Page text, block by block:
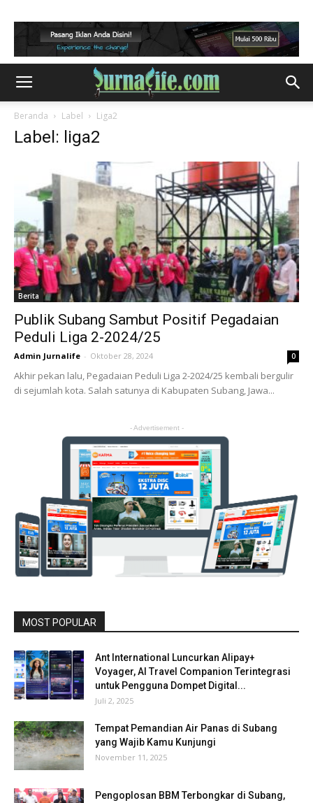
Beranda Label Liga2
Label: liga2
Berita
Publik Subang Sambut Positif Pegadaian
Peduli Liga 2-2024/25
Admin Jurnalife - Oktober 28, 2024 0
Akhir pekan lalu, Pegadaian Peduli Liga 2-2024/25 kembali bergulir
di sejumlah kota. Salah satunya di Kabupaten Subang, Jawa...
- Advertisement -
MOST POPULAR
Ant International Luncurkan Alipay+
Voyager, AI Travel Companion Terintegrasi
untuk Pengguna Dompet Digital...
Juli 2, 2025
Tempat Pemandian Air Panas di Subang
yang Wajib Kamu Kunjungi
November 11, 2025
Pengoplosan BBM Terbongkar di Subang,